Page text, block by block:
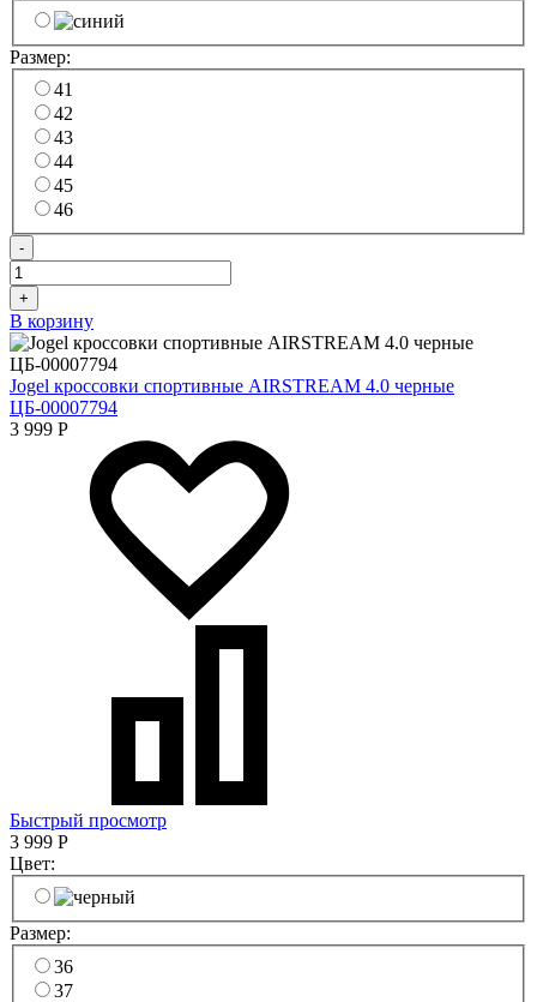
Размер:
41
42
43
44
45
46
-
+
В корзину
Jogel кроссовки спортивные AIRSTREAM 4.0 черные
ЦБ-00007794
3 999 Р
Быстрый просмотр
3 999 Р
Цвет:
Размер:
36
37